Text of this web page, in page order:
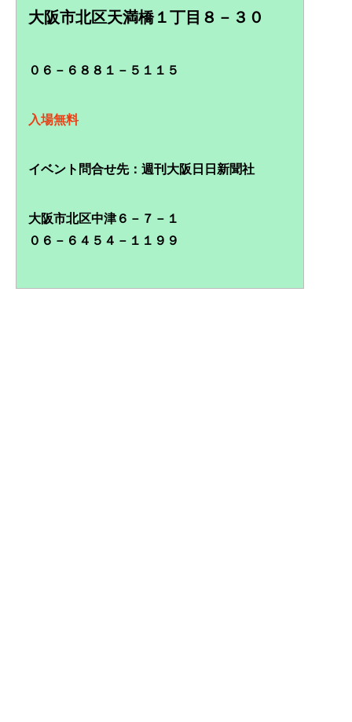
大阪市北区天満橋１丁目８－３０
０６－６８８１－５１１５
入場無料
イベント問合せ先：週刊大阪日日新聞社
大阪市北区中津６－７－１
０６－６４５４－１１９９